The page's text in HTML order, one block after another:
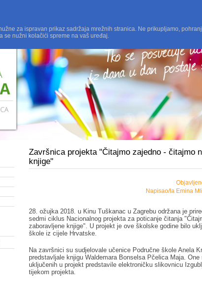
Završnica projekta "Čitajmo zajedno - čitajmo
knjige"
Napisao/la Emina
28. ožujka 2018. u Kinu Tuškanac u Zagrebu održana je
sedmi ciklus Nacionalnog projekta za poticanje čitanja
zaboravljene knjige". U projekt je ove školske godine bilo
škole iz cijele Hrvatske.
Na završnici su sudjelovale učenice Područne škole Anela
predstavljale knjigu Waldemara Bonselsa Pčelica Maja.
uključenih u projekt predstavile elektroničku slikovnicu
tijekom projekta.
za ispravan prikaz sadržaja mrežnih stranica. Ne prikupljamo,
se nužni kolačići spreme na vaš uređaj.